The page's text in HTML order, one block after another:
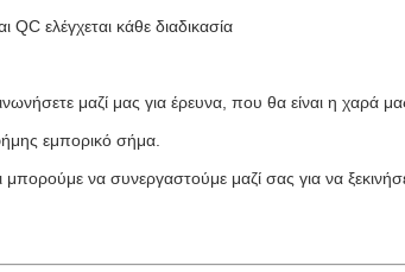
ελέγχεται κάθε διαδικασία
μαζί μας για έρευνα, που θα είναι η χαρά
εμπορικό σήμα.
να συνεργαστούμε μαζί σας για να